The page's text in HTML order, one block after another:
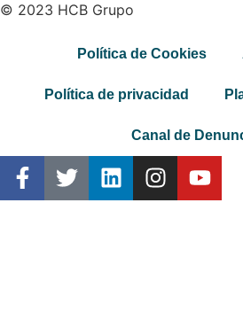
© 2023 HCB Grupo
Política de Cookies
Política de privacidad
Canal de